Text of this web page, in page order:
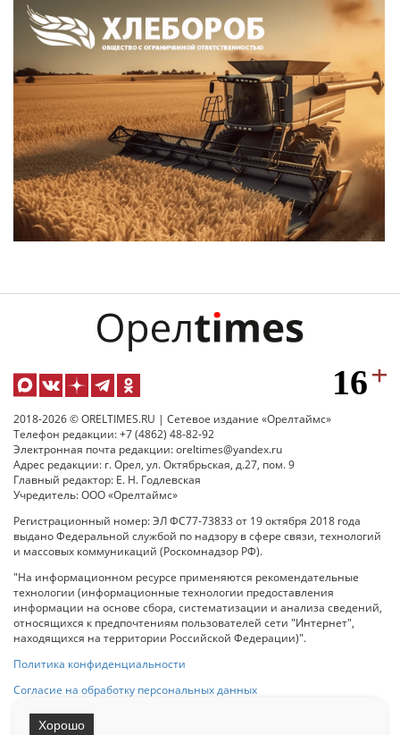
2018-2026 © ORELTIMES.RU | Сетевое издание «Орелтаймс»
Телефон редакции: +7 (4862) 48-82-92
Электронная почта редакции: oreltimes@yandex.ru
Адрес редакции: г. Орел, ул. Октябрьская, д.27, пом. 9
Главный редактор: Е. Н. Годлевская
Учредитель: ООО «Орелтаймс»
Регистрационный номер: ЭЛ ФС77-73833 от 19 октября 2018 года
выдано Федеральной службой по надзору в сфере связи, технологий
и массовых коммуникаций (Роскомнадзор РФ).
"На информационном ресурсе применяются рекомендательные
технологии (информационные технологии предоставления
информации на основе сбора, систематизации и анализа сведений,
относящихся к предпочтениям пользователей сети "Интернет",
находящихся на территории Российской Федерации)".
Политика конфиденциальности
Согласие на обработку персональных данных
Хорошо